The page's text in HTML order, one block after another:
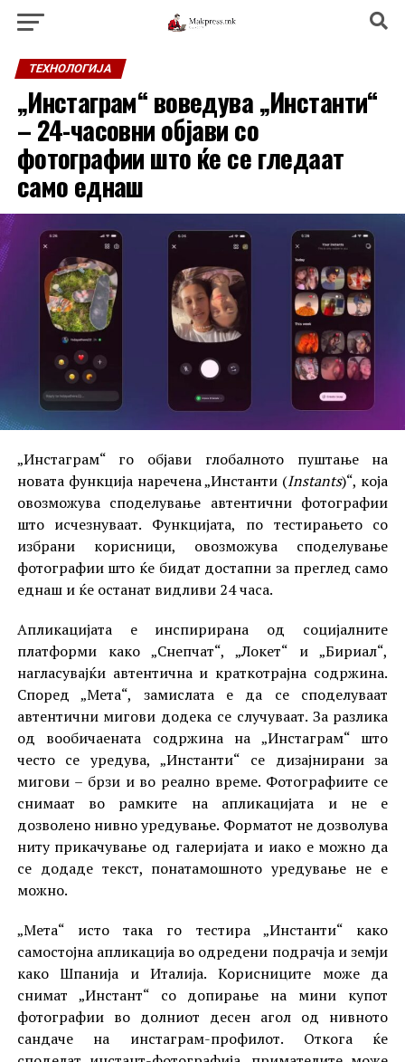
ТЕХНОЛОГИЈА
„Инстаграм“ воведува „Инстанти“
– 24-часовни објави со
фотографии што ќе се гледаат
само еднаш
„Инстаграм“ го објави глобалното пуштање на
новата функција наречена „Инстанти (Instants)“, која
овозможува споделување автентични фотографии
што исчезнуваат. Функцијата, по тестирањето со
избрани корисници, овозможува споделување
фотографии што ќе бидат достапни за преглед само
еднаш и ќе останат видливи 24 часа.
Апликацијата е инспирирана од социјалните
платформи како „Снепчат“, „Локет“ и „Бириал“,
нагласувајќи автентична и краткотрајна содржина.
Според „Мета“, замислата е да се споделуваат
автентични мигови додека се случуваат. За разлика
од вообичаената содржина на „Инстаграм“ што
често се уредува, „Инстанти“ се дизајнирани за
мигови – брзи и во реално време. Фотографиите се
снимаат во рамките на апликацијата и не е
дозволено нивно уредување. Форматот не дозволува
ниту прикачување од галеријата и иако е можно да
се додаде текст, понатамошното уредување не е
можно.
„Мета“ исто така го тестира „Инстанти“ како
самостојна апликација во одредени подрачја и земји
како Шпанија и Италија. Корисниците може да
снимат „Инстант“ со допирање на мини купот
фотографии во долниот десен агол од нивното
сандаче на инстаграм-профилот. Откога ќе